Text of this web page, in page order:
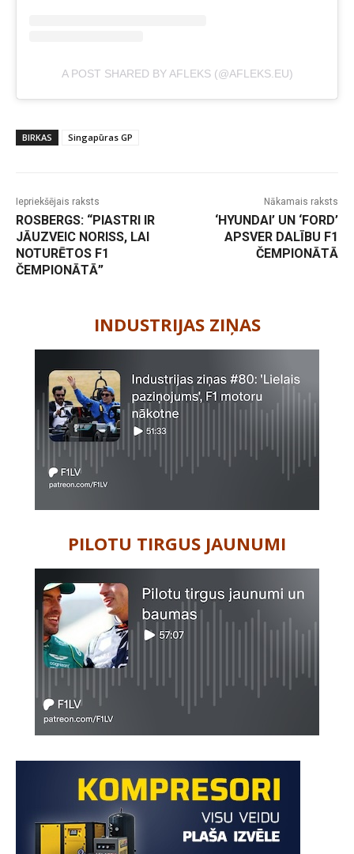
A POST SHARED BY AFLEKS (@AFLEKS.EU)
BIRKAS Singapūras GP
Iepriekšējais raksts
ROSBERGS: “PIASTRI IR
JĀUZVEIC NORISS, LAI
NOTURĒTOS F1
ČEMPIONĀTĀ”
Nākamais raksts
‘HYUNDAI’ UN ‘FORD’
APSVER DALĪBU F1
ČEMPIONĀTĀ
INDUSTRIJAS ZIŅAS
PILOTU TIRGUS JAUNUMI